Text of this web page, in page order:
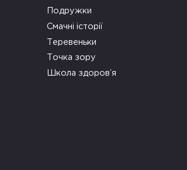
Подружки
Смачні історії
Теревеньки
Точка зору
Школа здоров’я